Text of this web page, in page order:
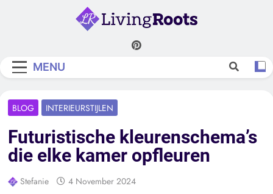
Living Roots
MENU
BLOG INTERIEURSTIJLEN
Futuristische kleurenschema’s
die elke kamer opfleuren
Stefanie 4 November 2024